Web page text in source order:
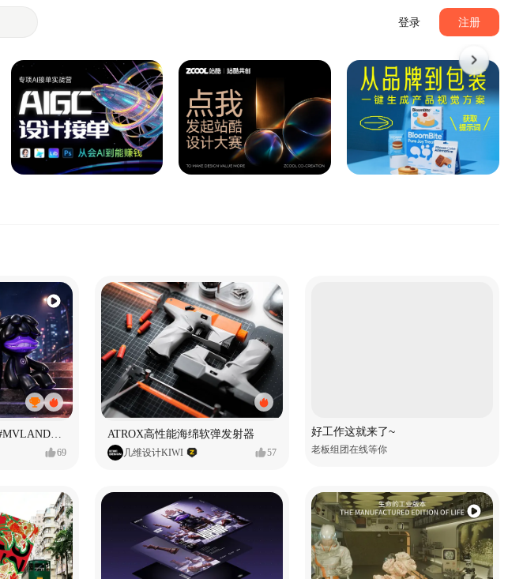
登录 注册
《逆生｜街头流行》#MVLAND嘻哈狂欢派对
69
ATROX高性能海绵软弹发射器
几维设计KIWI 57
好工作这就来了~
老板组团在线等你